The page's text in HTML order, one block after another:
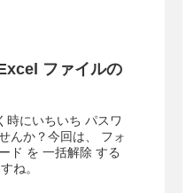
ファイルの
時にいちいち パスワ
？今回は、 フォ
ド を 一括解除 する
ね。